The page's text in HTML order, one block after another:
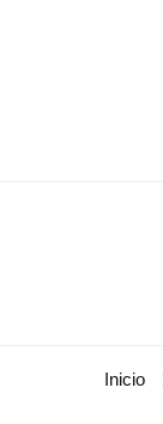
Inicio